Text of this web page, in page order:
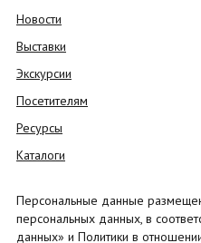
Новости
Выставки
Экскурсии
Посетителям
Ресурсы
Каталоги
Персональные данные
персональных данных, в
данных» и Политики в